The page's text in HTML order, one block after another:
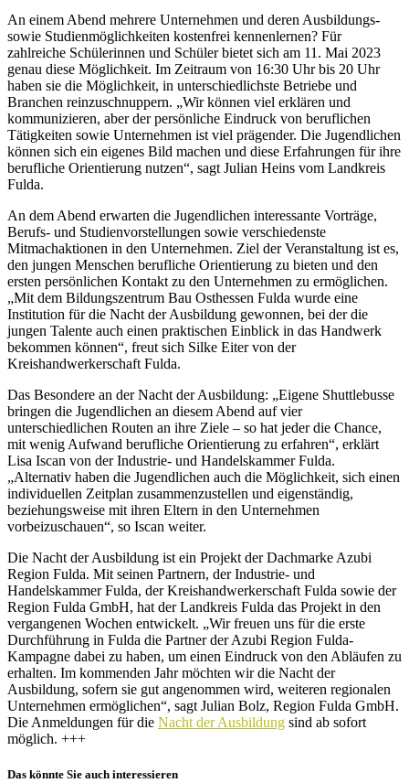
An einem Abend mehrere Unternehmen und deren Ausbildungs-
sowie Studienmöglichkeiten kostenfrei kennenlernen? Für
zahlreiche Schülerinnen und Schüler bietet sich am 11. Mai 2023
genau diese Möglichkeit. Im Zeitraum von 16:30 Uhr bis 20 Uhr
haben sie die Möglichkeit, in unterschiedlichste Betriebe und
Branchen reinzuschnuppern. „Wir können viel erklären und
kommunizieren, aber der persönliche Eindruck von beruflichen
Tätigkeiten sowie Unternehmen ist viel prägender. Die Jugendlichen
können sich ein eigenes Bild machen und diese Erfahrungen für ihre
berufliche Orientierung nutzen“, sagt Julian Heins vom Landkreis
Fulda.
An dem Abend erwarten die Jugendlichen interessante Vorträge,
Berufs- und Studienvorstellungen sowie verschiedenste
Mitmachaktionen in den Unternehmen. Ziel der Veranstaltung ist es,
den jungen Menschen berufliche Orientierung zu bieten und den
ersten persönlichen Kontakt zu den Unternehmen zu ermöglichen.
„Mit dem Bildungszentrum Bau Osthessen Fulda wurde eine
Institution für die Nacht der Ausbildung gewonnen, bei der die
jungen Talente auch einen praktischen Einblick in das Handwerk
bekommen können“, freut sich Silke Eiter von der
Kreishandwerkerschaft Fulda.
Das Besondere an der Nacht der Ausbildung: „Eigene Shuttlebusse
bringen die Jugendlichen an diesem Abend auf vier
unterschiedlichen Routen an ihre Ziele – so hat jeder die Chance,
mit wenig Aufwand berufliche Orientierung zu erfahren“, erklärt
Lisa Iscan von der Industrie- und Handelskammer Fulda.
„Alternativ haben die Jugendlichen auch die Möglichkeit, sich einen
individuellen Zeitplan zusammenzustellen und eigenständig,
beziehungsweise mit ihren Eltern in den Unternehmen
vorbeizuschauen“, so Iscan weiter.
Die Nacht der Ausbildung ist ein Projekt der Dachmarke Azubi
Region Fulda. Mit seinen Partnern, der Industrie- und
Handelskammer Fulda, der Kreishandwerkerschaft Fulda sowie der
Region Fulda GmbH, hat der Landkreis Fulda das Projekt in den
vergangenen Wochen entwickelt. „Wir freuen uns für die erste
Durchführung in Fulda die Partner der Azubi Region Fulda-
Kampagne dabei zu haben, um einen Eindruck von den Abläufen zu
erhalten. Im kommenden Jahr möchten wir die Nacht der
Ausbildung, sofern sie gut angenommen wird, weiteren regionalen
Unternehmen ermöglichen“, sagt Julian Bolz, Region Fulda GmbH.
Die Anmeldungen für die Nacht der Ausbildung sind ab sofort
möglich. +++
Das könnte Sie auch interessieren